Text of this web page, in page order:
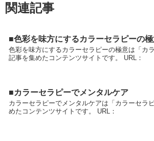
関連記事
■色彩を味方にするカラーセラピーの
色彩を味方にするカラーセラピーの極意は「カ
記事を集めたコンテンツサイトです。 URL：
■カラーセラピーでメンタルケア
カラーセラピーでメンタルケアは「カラーセラ
めたコンテンツサイトです。 URL：